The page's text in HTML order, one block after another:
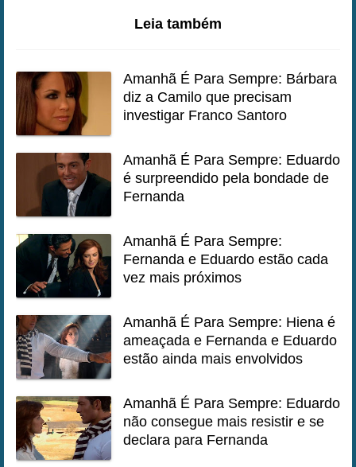
Leia também
Amanhã É Para Sempre: Bárbara
diz a Camilo que precisam
investigar Franco Santoro
Amanhã É Para Sempre: Eduardo
é surpreendido pela bondade de
Fernanda
Amanhã É Para Sempre:
Fernanda e Eduardo estão cada
vez mais próximos
Amanhã É Para Sempre: Hiena é
ameaçada e Fernanda e Eduardo
estão ainda mais envolvidos
Amanhã É Para Sempre: Eduardo
não consegue mais resistir e se
declara para Fernanda